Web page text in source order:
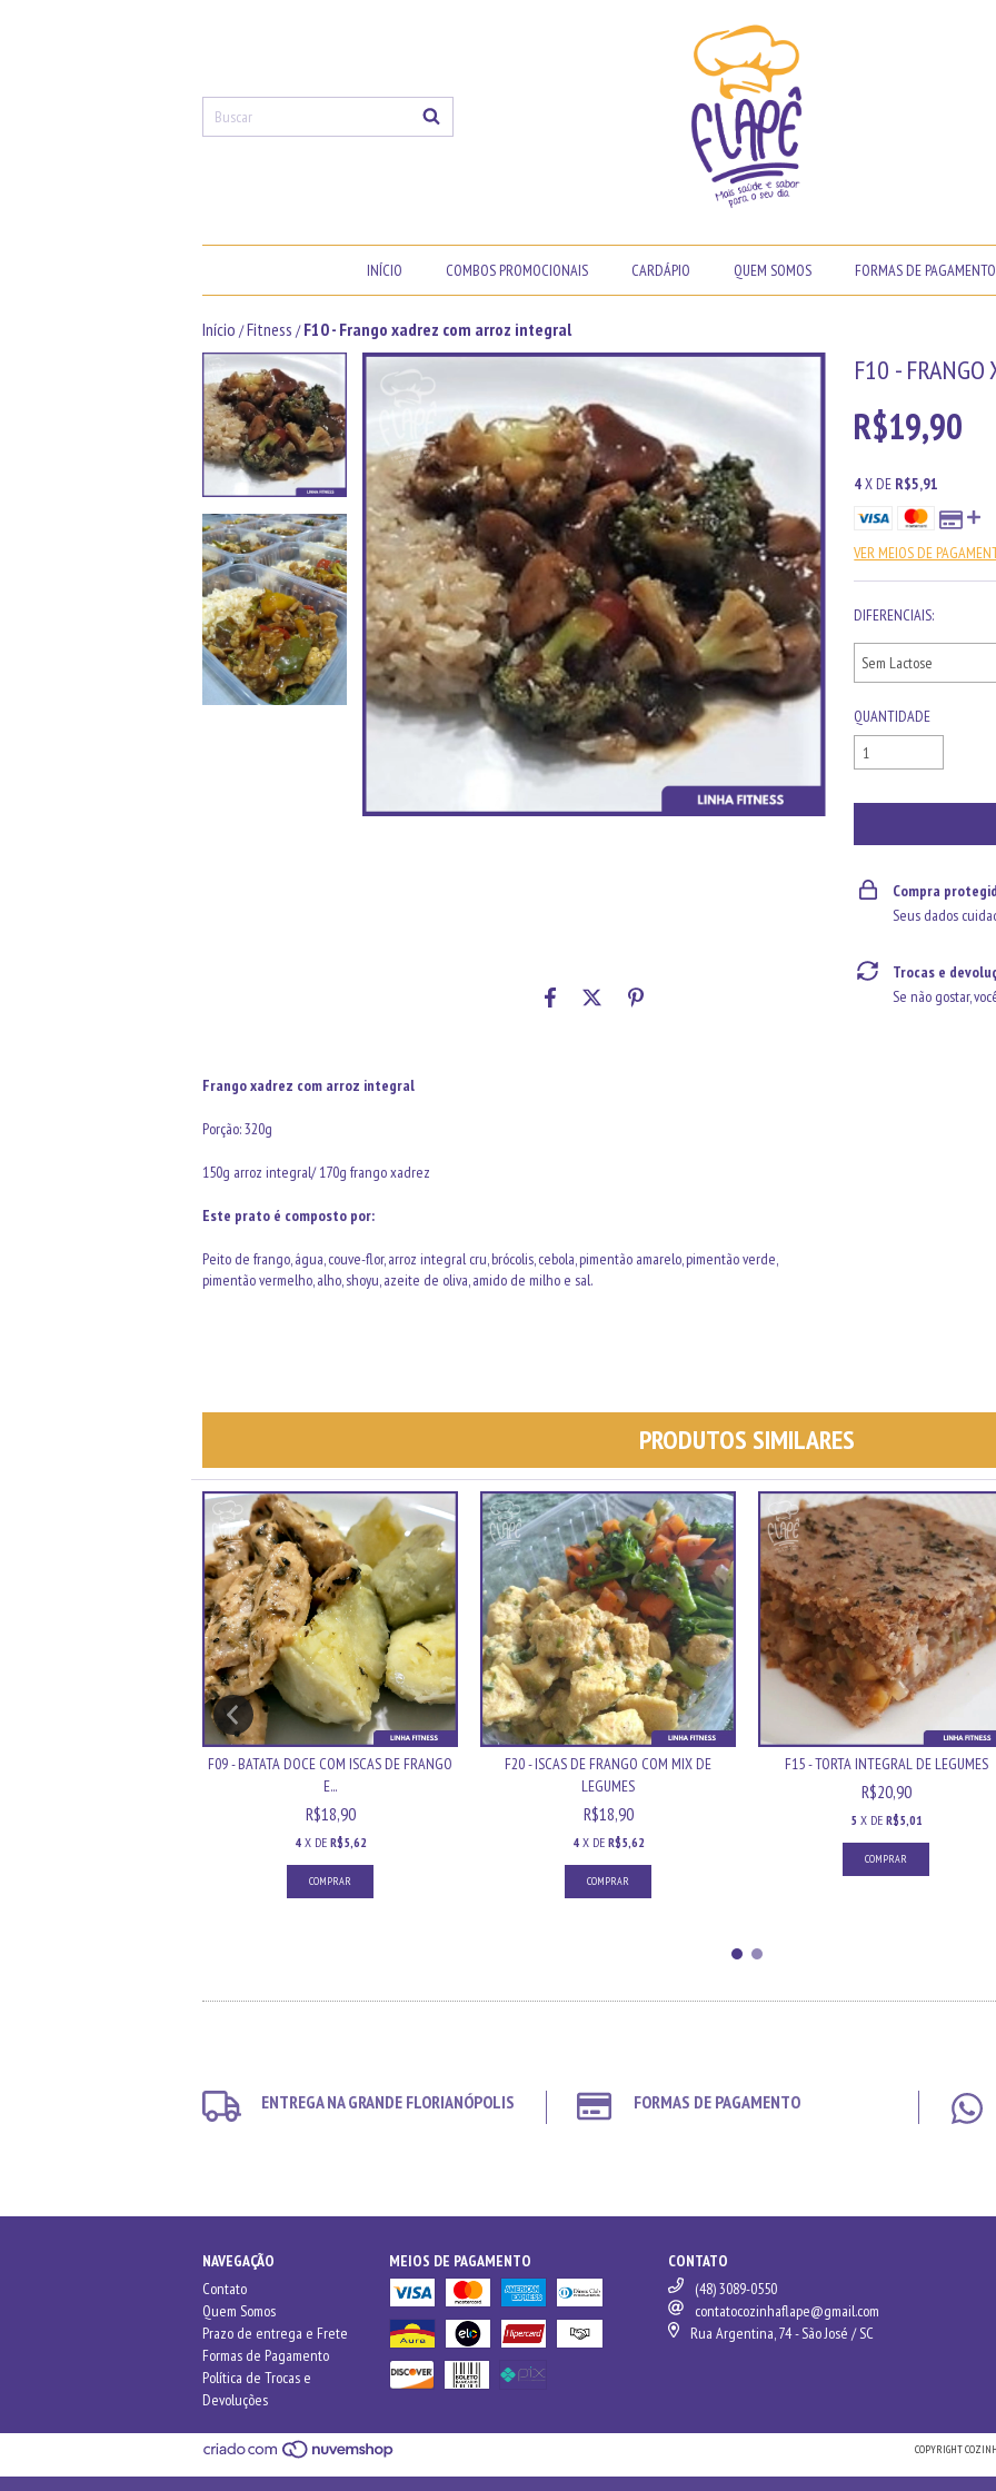
INÍCIO COMBOS PROMOCIONAIS CARDÁPIO QUEM SOMOS FORMAS DE PAGAMENTO
Início /Fitness / F10 - Frango xadrez com arroz integral
Frango xadrez com arroz integral
Porção: 320g
150g arroz integral/ 170g frango xadrez
Este prato é composto por:
Peito de frango, água, couve-flor, arroz integral cru, brócolis, cebola, pimentão amarelo, pimentão verde,
pimentão vermelho, alho, shoyu, azeite de oliva, amido de milho e sal.
F10 - FRANGO
R$19,90
4X DE R$5,91
VER MEIOS DE
DIFERENCIAIS:
QUANTIDADE
Compra
Seus dados
Trocas e
Se não gostar,
PRODUTOS SIMILARES
F09 - BATATA DOCE COM ISCAS DE FRANGO
E...
R$18,90
4 X DE R$5,62
COMPRAR
F20 - ISCAS DE FRANGO COM MIX DE
LEGUMES
R$18,90
4 X DE R$5,62
COMPRAR
F15 - TORTA INTEGRAL DE LEGUMES
R$20,90
5 X DE R$5,01
COMPRAR
ENTREGA NA GRANDE FLORIANÓPOLIS FORMAS DE PAGAMENTO
NAVEGAÇÃO
Contato
Quem Somos
Prazo de entrega e Frete
Formas de Pagamento
Política de Trocas e
Devoluções
MEIOS DE PAGAMENTO
CONTATO
(48) 3089-0550
contatocozinhaflape@gmail.com
Rua Argentina, 74 - São José / SC
COPYRIGHT